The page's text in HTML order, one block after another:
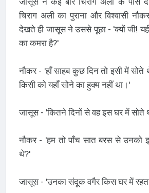
चिराग अली का पुराना और विश्वासी
देखते ही जासूस ने उससे पूछा - 'क्यों जी!
का कमरा है?'
नौकर - 'हाँ साहब कुछ दिन तो इसी में
किसी को यहाँ सोने का हुक्म नहीं था।'
जासूस - 'कितने दिनों से वह इस घर में सोते
नौकर - 'हम तो पाँच सात बरस से उनको
थे?'
जासूस - 'उनका संदूक वगैर किस घर में